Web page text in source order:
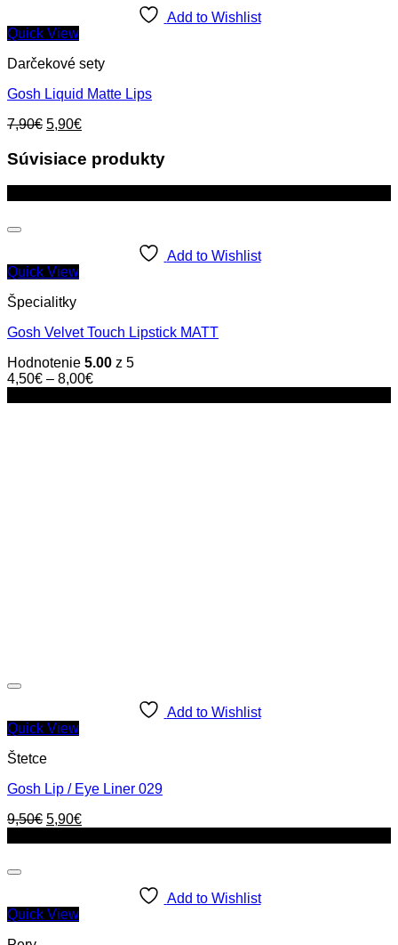
Add to Wishlist
Quick View
Darčekové sety
Gosh Liquid Matte Lips
7,90€ Original
was:
5,90€Current
is:
5,90€.
Súvisiace produkty
Add to Wishlist
Quick View
Špecialitky
Gosh Velvet Touch Lipstick MATT
Hodnotenie 5.00 z 5
4,50€ – 8,00€
Add to Wishlist
Quick View
Štetce
Gosh Lip / Eye Liner 029
9,50€ Original
5,90€Current
Add to Wishlist
Quick View